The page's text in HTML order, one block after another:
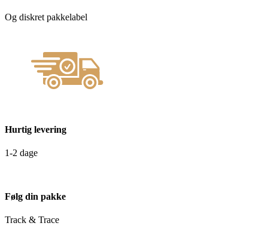
Og diskret pakkelabel
Hurtig levering
1-2 dage
Følg din pakke
Track & Trace